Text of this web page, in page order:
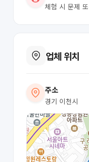
체험 시 문제
업체 위치
주소
경기 이천시